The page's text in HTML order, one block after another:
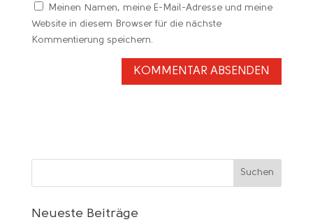
Meinen Namen, meine E-Mail-Adresse und meine
Website in diesem Browser für die nächste
Kommentierung speichern.
Neueste Beiträge